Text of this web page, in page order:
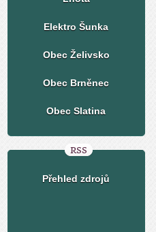
Elektro Šunka
Obec Želivsko
Obec Brněnec
Obec Slatina
RSS
Přehled zdrojů